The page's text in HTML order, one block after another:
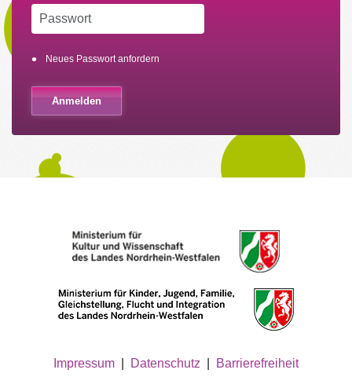
Neues Passwort anfordern
Impressum Datenschutz Barrierefreiheit